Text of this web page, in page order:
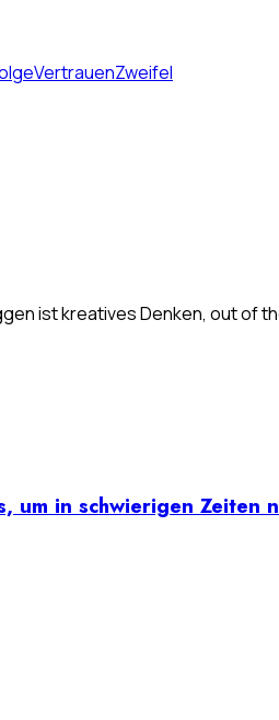
VertrauenZweifel
ist kreatives Denken, out of
um in schwierigen Zeiten